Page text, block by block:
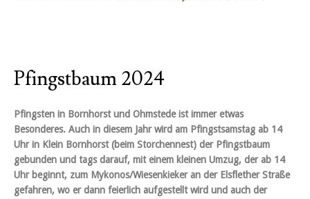
Pfingstbaum 2024
Pfingsten in Bornhorst und Ohmstede ist immer etwas
Besonderes. Auch in diesem Jahr wird am Pfingstsamstag ab 14
Uhr in Klein Bornhorst (beim Storchennest) der Pfingstbaum
gebunden und tags darauf, mit einem kleinen Umzug, der ab 14
Uhr beginnt, zum Mykonos/Wiesenkieker an der Elsflether Straße
gefahren, wo er dann feierlich aufgestellt wird und auch der